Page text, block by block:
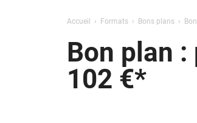
Accueil Formats Bons plans
Bon plan
102 €*